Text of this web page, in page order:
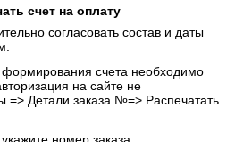
счет на оплату
согласовать состав и даты
формирования счета необходимо
на сайте не
=> Детали заказа №=> Распечатать